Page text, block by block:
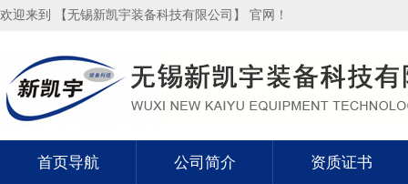
欢迎来到 【无锡新凯宇装备科技有限公司】 官网！
首页导航 公司简介 资质证书